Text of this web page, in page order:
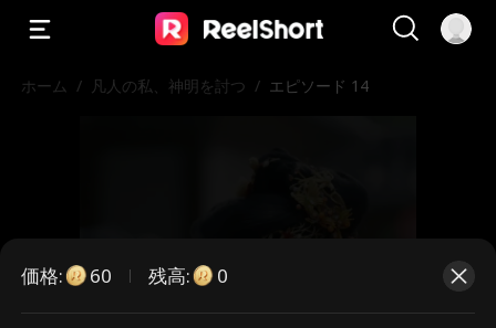
ホーム / 凡人の私、神明を討つ / エピソード 14
価格: 60 残高: 0